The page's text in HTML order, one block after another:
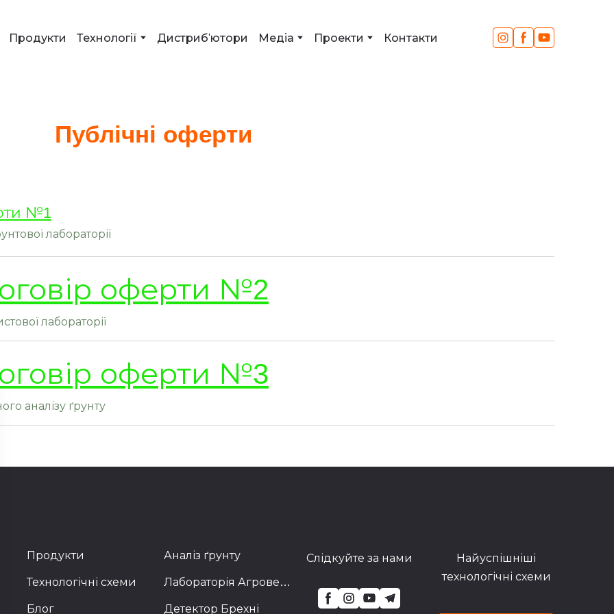
Продукти Технології Дистриб'ютори Медіа Проекти Контакти
Публічні оферти
№1
лабораторії
оферти №2
лабораторії
оферти №3
аналізу ґрунту
Продукти
Технологічні схеми
Блог
Аналіз ґрунту
Лабораторія Агровектор
Детектор Брехні
Слідкуйте за нами
Найуспішніші
технологічні схеми